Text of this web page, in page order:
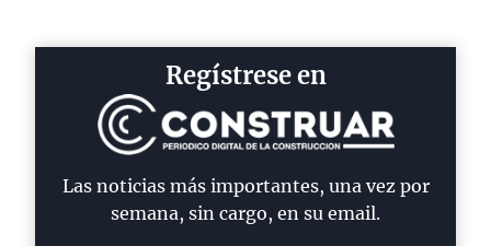
Regístrese en
Las noticias más importantes, una vez por
semana, sin cargo, en su email.